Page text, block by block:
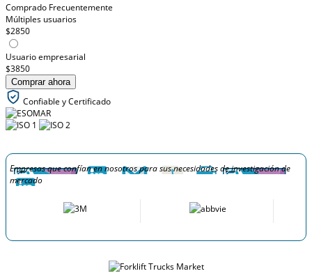
Comprado Frecuentemente
Múltiples usuarios
$2850
Usuario empresarial
$3850
Comprar ahora
Confiable y Certificado
Empresas que confían en nosotros para sus necesidades de investigación de
mercado